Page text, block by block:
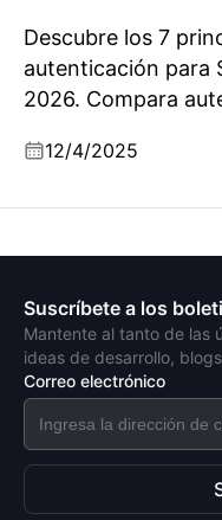
Descubre los 7
autenticación para
2026. Compara
para empresas.
12/4/2025
Suscríbete a los
Mantente al tanto de las
ideas de desarrollo,
Correo electrónico